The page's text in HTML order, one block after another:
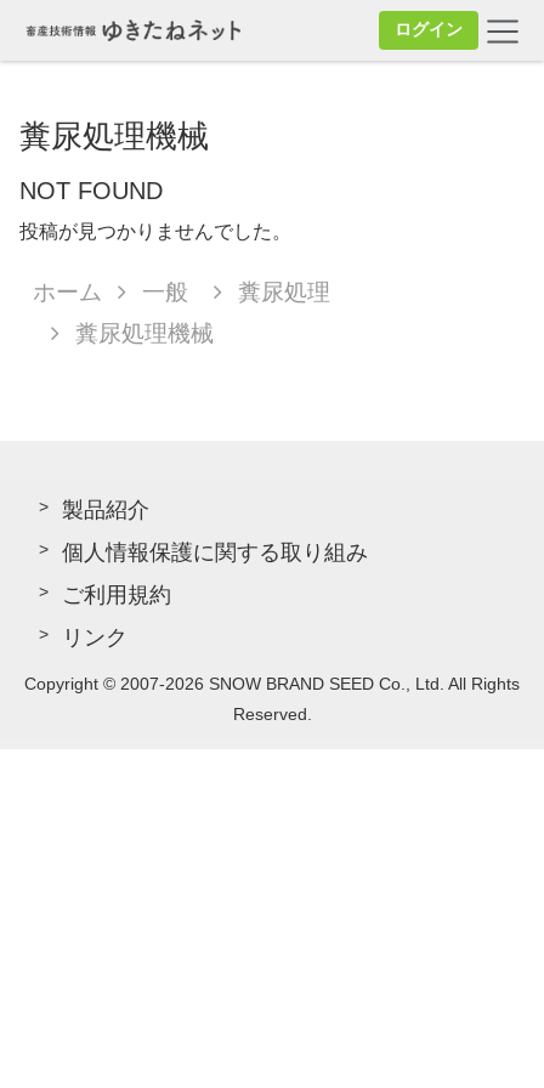
糞尿処理機械
NOT FOUND
投稿が見つかりませんでした。
ホーム 一般
糞尿処理
糞尿処理機械
製品紹介
個人情報保護に関する取り組み
ご利用規約
リンク
Copyright © 2007-2026 SNOW BRAND SEED Co., Ltd. All Rights
Reserved.
ログイン